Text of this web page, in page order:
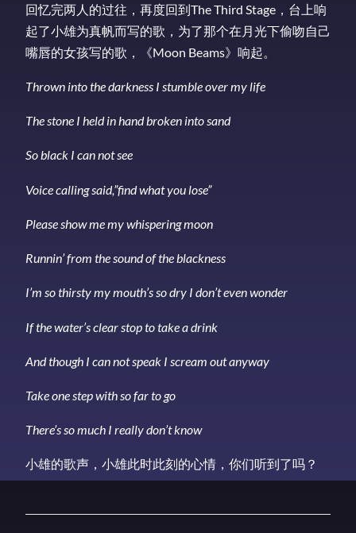
回忆完两人的过往，再度回到The Third Stage，台上响
起了小雄为真帆而写的歌，为了那个在月光下偷吻自己
嘴唇的女孩写的歌，《Moon Beams》响起。
Thrown into the darkness I stumble over my life
The stone I held in hand broken into sand
So black I can not see
Voice calling said,”find what you lose”
Please show me my whispering moon
Runnin’ from the sound of the blackness
I’m so thirsty my mouth’s so dry I don’t even wonder
If the water’s clear stop to take a drink
And though I can not speak I scream out anyway
Take one step with so far to go
There’s so much I really don’t know
小雄的歌声，小雄此时此刻的心情，你们听到了吗？